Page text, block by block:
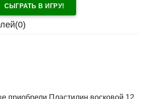
СЫГРАТЬ В ИГРУ!
0)